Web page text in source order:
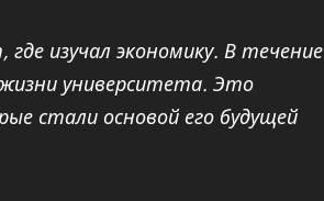
изучал экономику. В течение
университета. Это
стали основой его будущей